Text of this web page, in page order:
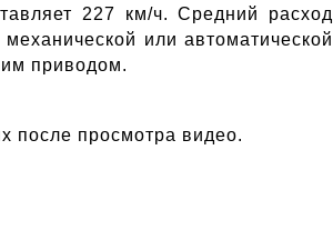
227 км/ч. Средний расход
или автоматической
приводом.
после просмотра видео.